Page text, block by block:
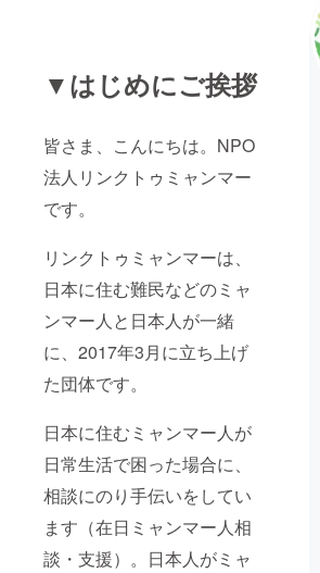
▼はじめにご挨拶
皆さま、こんにちは。NPO
法人リンクトゥミャンマー
です。
リンクトゥミャンマーは、
日本に住む難民などのミャ
ンマー人と日本人が一緒
に、2017年3月に立ち上げ
た団体です。
日本に住むミャンマー人が
日常生活で困った場合に、
相談にのり手伝いをしてい
ます（在日ミャンマー人相
談・支援）。日本人がミャ